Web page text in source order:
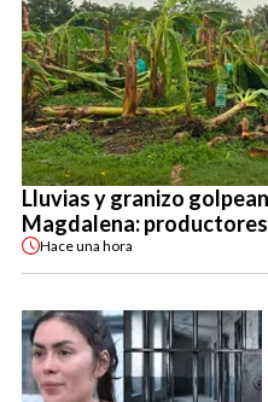
Lluvias y granizo
Magdalena:
Haceuna hora